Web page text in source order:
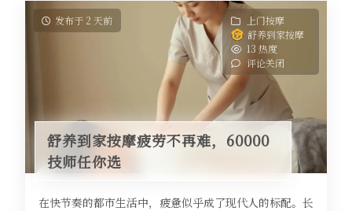
发布于 2 天前
上门按摩
舒养到家按摩
13 热度
评论关闭
舒养到家按摩疲劳不再难，60000
技师任你选
在快节奏的都市生活中，疲惫似乎成了现代人的标配。长